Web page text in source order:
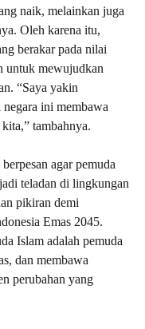
naik, melainkan juga
Oleh karena itu,
berakar pada nilai
untuk mewujudkan
“Saya yakin
ini membawa
tambahnya.
agar pemuda
teladan di lingkungan
pikiran demi
Emas 2045.
Islam adalah pemuda
dan membawa
perubahan yang